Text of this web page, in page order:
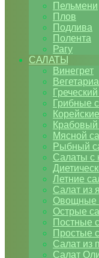
Пельмени
Плов
Подлива
Полента
Рагу
САЛАТЫ
Винегрет
Грибные
Крабовый
Мясной
Рыбный
Салаты с
Летние
Салат из
Овощные
Острые
Постные
Простые
Салат из
Салат